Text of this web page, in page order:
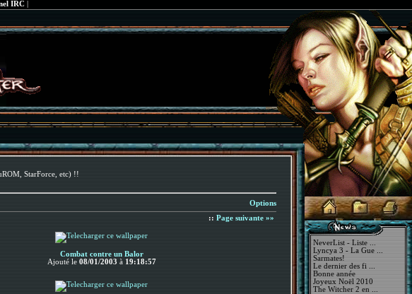
IRC|
StarForce, etc) !!
Options
:: Page suivante »»
Combat contre un Balor
Ajouté le 08/01/2003à 19:18:57
NeverList - Liste ...
Lyncya 3 - La Gue ...
Sarmates!
Le dernier des fi ...
Bonne année
Joyeux Noël 2010
The Witcher 2 en ...